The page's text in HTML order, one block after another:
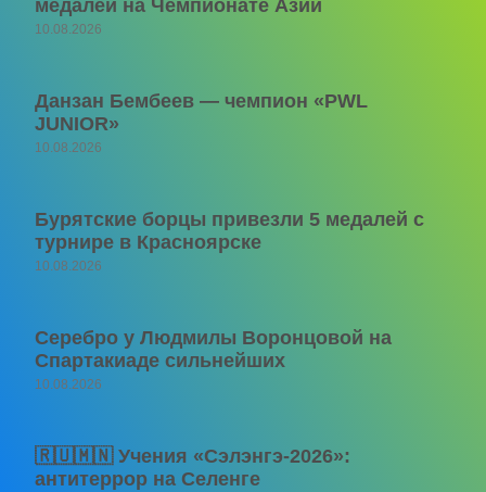
медалей на Чемпионате Азии
10.08.2026
Данзан Бембеев — чемпион «PWL
JUNIOR»
10.08.2026
Бурятские борцы привезли 5 медалей с
турнире в Красноярске
10.08.2026
Серебро у Людмилы Воронцовой на
Спартакиаде сильнейших
10.08.2026
🇷🇺🇲🇳 Учения «Сэлэнгэ-2026»:
антитеррор на Селенге